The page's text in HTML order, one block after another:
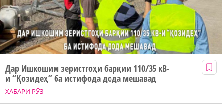
ХАБАРИ РӮЗ
Дар Ишкошим зеристгоҳи барқии 110/35 кВ-
и “Қозидеҳ” ба истифода дода мешавад